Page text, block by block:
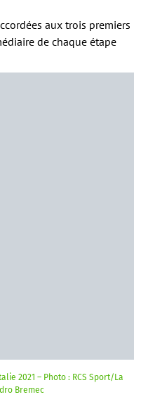
aux trois premiers
de chaque étape
2021 – Photo : RCS Sport/La
Bremec